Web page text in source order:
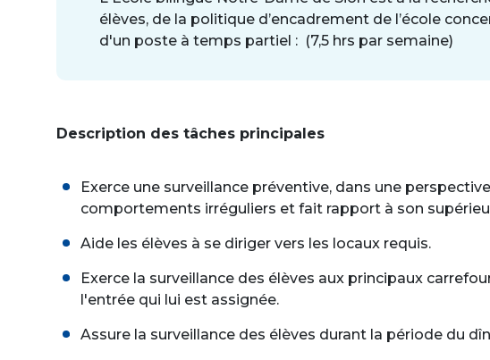
élèves, de la politique d’encadrement de l’école
d'un poste à temps partiel : (7,5 hrs par semaine)
Description des tâches principales
Exerce une surveillance préventive, dans une
comportements irréguliers et fait rapport à son
Aide les élèves à se diriger vers les locaux requis.
Exerce la surveillance des élèves aux principaux
l'entrée qui lui est assignée.
Assure la surveillance des élèves durant la période du